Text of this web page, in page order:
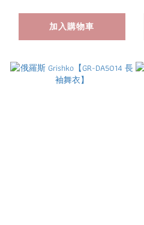
加入購物車